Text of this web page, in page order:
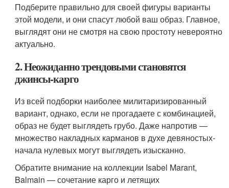
Подберите правильно для своей фигуры варианты
этой модели, и они спасут любой ваш образ. Главное,
выглядят они не смотря на свою простоту невероятно
актуально.
2. Неожиданно трендовыми становятся
джинсы-карго
Из всей подборки наиболее милитаризированный
вариант, однако, если не прогадаете с комбинацией,
образ не будет выглядеть грубо. Даже напротив —
множество накладных карманов в духе девяностых-
начала нулевых могут выглядеть изысканно.
Обратите внимание на коллекции Isabel Marant,
Balmain — сочетание карго и летящих